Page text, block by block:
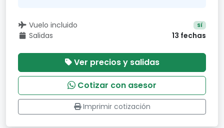
Vuelo incluido Sí
Salidas 13 fechas
Ver precios y salidas
Cotizar con asesor
Imprimir cotización